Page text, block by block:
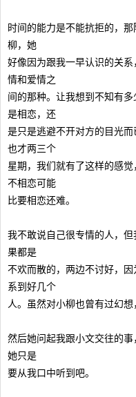
时间的能力是不能抗拒的，
柳，她
好像因为跟我一早认识的关
情和爱情之
间的那种。让我想到不知有
是相恋，还
是只是逃避不开对方的目光
也才两三个
星期，我们就有了这样的感
不相恋可能
比要相恋还难。
我不敢说自己很专情的人，
果都是
不欢而散的，两边不讨好，
系到好几个
人。虽然对小柳也曾有过幻想
然后她问起我跟小文交往的
她只是
要从我口中听到吧。